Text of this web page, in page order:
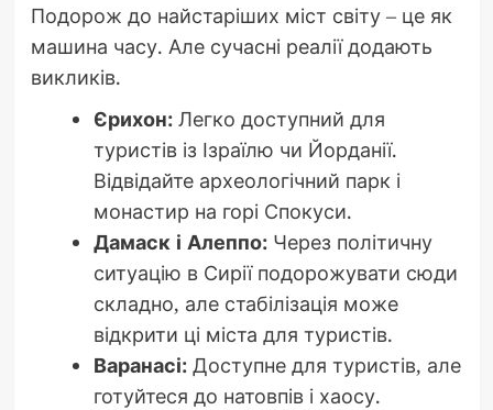
Подорож до найстаріших міст світу – це як
машина часу. Але сучасні реалії додають
викликів.
Єрихон:Легко доступний для
туристів із Ізраїлю чи Йорданії.
Відвідайте археологічний парк і
монастир на горі Спокуси.
Дамаск і Алеппо:Через політичну
ситуацію в Сирії подорожувати сюди
складно, але стабілізація може
відкрити ці міста для туристів.
Варанасі:Доступне для туристів, але
готуйтеся до натовпів і хаосу.